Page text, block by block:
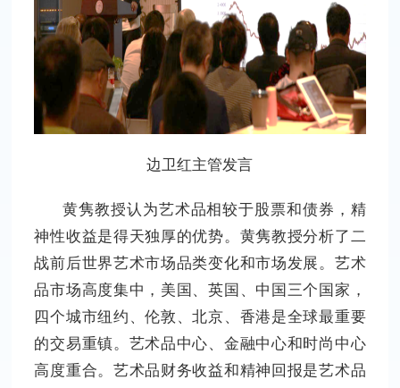
边卫红主管发言
黄隽教授认为艺术品相较于股票和债券，精
神性收益是得天独厚的优势。黄隽教授分析了二
战前后世界艺术市场品类变化和市场发展。艺术
品市场高度集中，美国、英国、中国三个国家，
四个城市纽约、伦敦、北京、香港是全球最重要
的交易重镇。艺术品中心、金融中心和时尚中心
高度重合。艺术品财务收益和精神回报是艺术品